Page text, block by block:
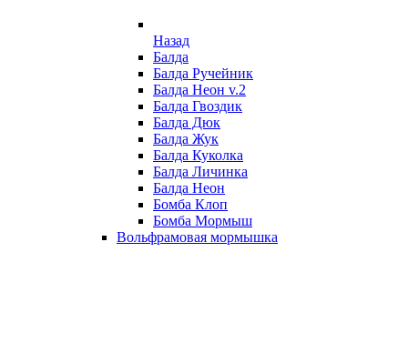
Назад
Балда
Балда Ручейник
Балда Неон v.2
Балда Гвоздик
Балда Дюк
Балда Жук
Балда Куколка
Балда Личинка
Балда Неон
Бомба Клоп
Бомба Мормыш
Вольфрамовая мормышка